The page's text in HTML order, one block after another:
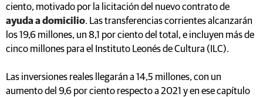
ciento, motivado por la licitación del nuevo contrato de
ayuda a domicilio. Las transferencias corrientes alcanzarán
los 19,6 millones, un 8,1 por ciento del total, e incluyen más de
cinco millones para el Instituto Leonés de Cultura (ILC).
Las inversiones reales llegarán a 14,5 millones, con un
aumento del 9,6 por ciento respecto a 2021 y en ese capítulo